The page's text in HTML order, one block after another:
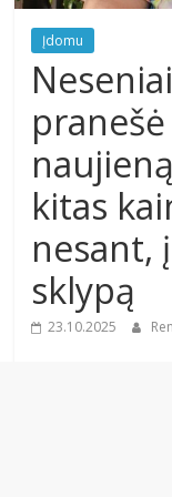
Įdomu
kitas
nesant,
sklypą
23.10.2025